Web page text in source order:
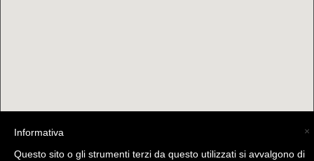
(C) La Valtellina - info@la-valtellina.com -
×
Informativa
Questo sito o gli strumenti terzi da questo utilizzati si avvalgono di